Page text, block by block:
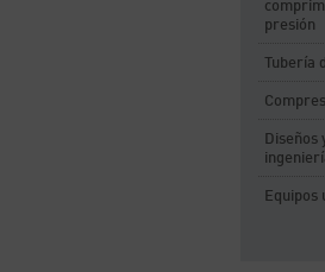
presión
Tubería
Diseños
Equipos